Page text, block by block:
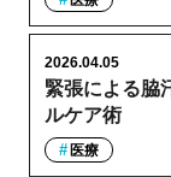
緊張による脇
ルケア術
2026.04.05
医療